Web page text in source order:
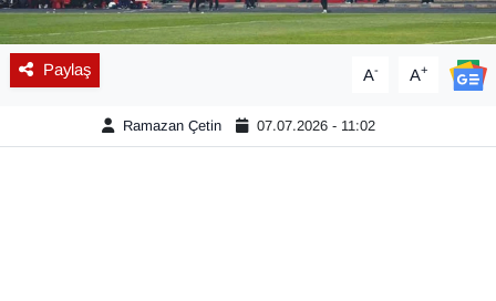
Paylaş A- A+
Ramazan Çetin 07.07.2026 - 11:02
EKONOMİ
Eleman
Emlak